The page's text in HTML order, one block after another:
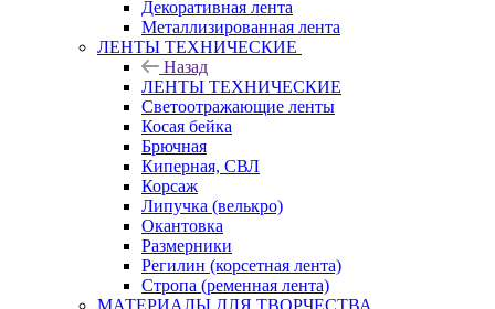
Декоративная лента
Металлизированная лента
ЛЕНТЫ ТЕХНИЧЕСКИЕ
Назад
ЛЕНТЫ ТЕХНИЧЕСКИЕ
Светоотражающие ленты
Косая бейка
Брючная
Киперная, СВЛ
Корсаж
Липучка (велькро)
Окантовка
Размерники
Регилин (корсетная лента)
Стропа (ременная лента)
МАТЕРИАЛЫ ДЛЯ ТВОРЧЕСТВА